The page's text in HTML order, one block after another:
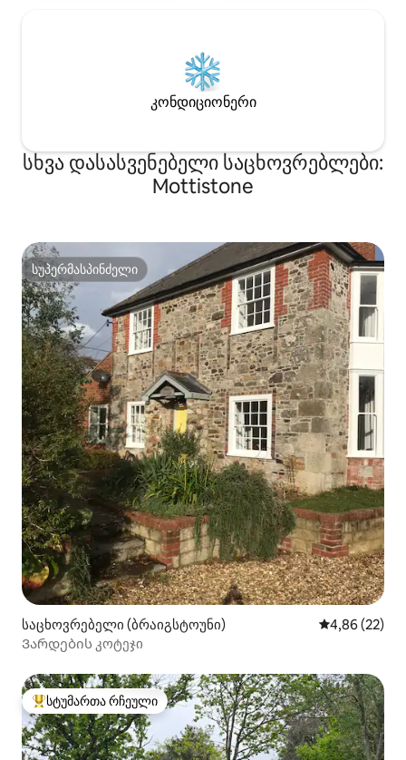
კონდიციონერი
სხვა დასასვენებელი საცხოვრებლები:
Mottistone
სუპერმასპინძელი
სუპერმასპინძელი
საცხოვრებელი (ბრაიგსტოუნი) საშუალო
4,86 (22)
Ვარდების კოტეჯი
სტუმართა რჩეული მოწინავე ვარიანტი
სტუმართა რჩეული